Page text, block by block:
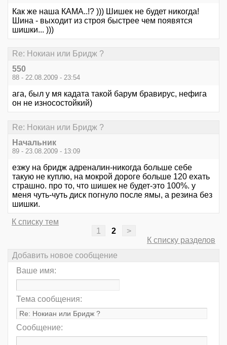
Как же наша КАМА..!? ))) Шишек не будет никогда!
Шина - выходит из строя быстрее чем появятся
шишки... )))
Re: Нокиан или Бридж ?
550
88 - 22.08.2009 - 23:54
ага, был у мя кадата такой барум бравирус, нефига
он не износостойкий)
Re: Нокиан или Бридж ?
Начальник
89 - 23.08.2009 - 13:09
езжу на бридж адреналин-никогда больше себе
такую не куплю, на мокрой дороге больше 120 ехать
страшно. про то, что шишек не будет-это 100%. у
меня чуть-чуть диск погнуло после ямы, а резина без
шишки.
К списку тем
1
2
>
К списку разделов
Добавить новое сообщение
Ваше имя:
Тема сообщения:
Сообщение: